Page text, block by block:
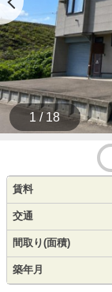
1 / 18
賃料
交通
間取り(面積)
築年月